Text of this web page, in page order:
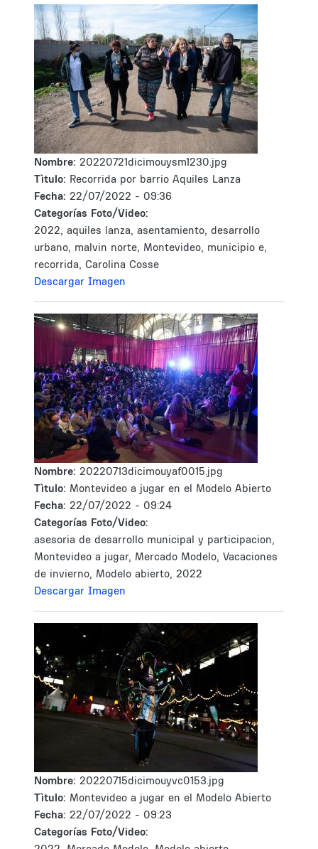
Nombre: 20220721dicimouysm1230.jpg
Tìtulo: Recorrida por barrio Aquiles Lanza
Fecha: 22/07/2022 - 09:36
Categorías Foto/Video:
2022, aquiles lanza, asentamiento, desarrollo
urbano, malvin norte, Montevideo, municipio e,
recorrida, Carolina Cosse
Descargar Imagen
Nombre: 20220713dicimouyaf0015.jpg
Tìtulo: Montevideo a jugar en el Modelo Abierto
Fecha: 22/07/2022 - 09:24
Categorías Foto/Video:
asesoria de desarrollo municipal y participacion,
Montevideo a jugar, Mercado Modelo, Vacaciones
de invierno, Modelo abierto, 2022
Descargar Imagen
Nombre: 20220715dicimouyvc0153.jpg
Tìtulo: Montevideo a jugar en el Modelo Abierto
Fecha: 22/07/2022 - 09:23
Categorías Foto/Video: